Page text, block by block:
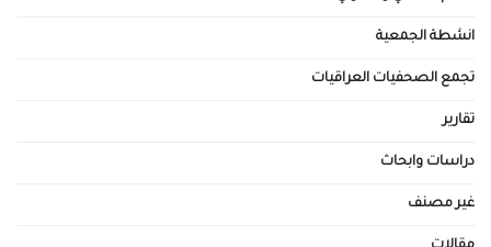
انشطة الجمعية
تجمع الصحفيات العراقيات
تقارير
دراسات وابحاث
غير مصنف